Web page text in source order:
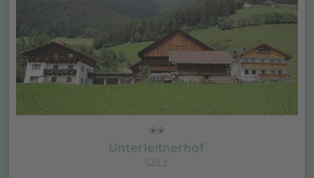
Unterleitnerhof
CIN +